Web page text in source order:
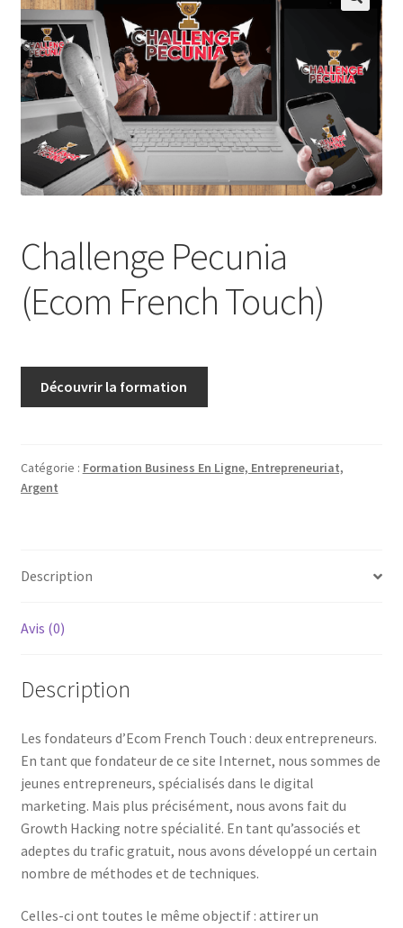
Challenge Pecunia
(Ecom French Touch)
Découvrir la formation
Catégorie : Formation Business En Ligne, Entrepreneuriat,
Argent
Description
Avis (0)
Description
Les fondateurs d’Ecom French Touch : deux entrepreneurs.
En tant que fondateur de ce site Internet, nous sommes de
jeunes entrepreneurs, spécialisés dans le digital
marketing. Mais plus précisément, nous avons fait du
Growth Hacking notre spécialité. En tant qu’associés et
adeptes du trafic gratuit, nous avons développé un certain
nombre de méthodes et de techniques.
Celles-ci ont toutes le même objectif : attirer un